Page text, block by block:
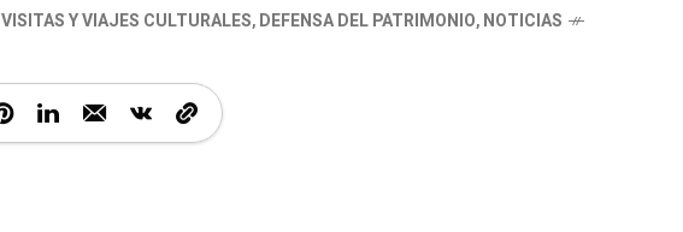
VISITAS Y VIAJES CULTURALES,DEFENSA DEL PATRIMONIO,NOTICIAS